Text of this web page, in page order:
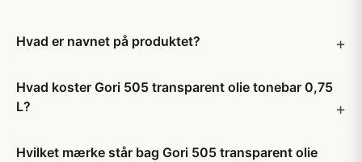
Hvad er navnet på produktet?
Hvad koster Gori 505 transparent olie tonebar 0,75
L?
Hvilket mærke står bag Gori 505 transparent olie